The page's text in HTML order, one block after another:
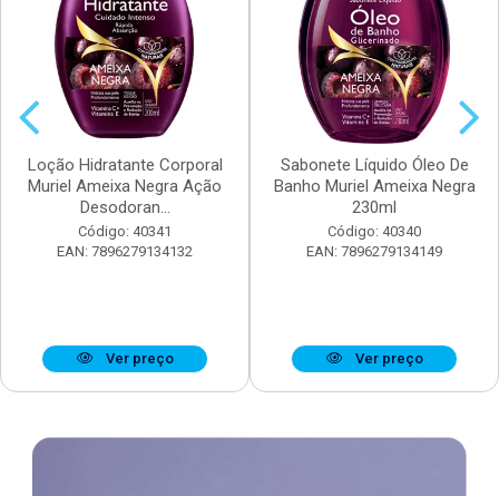
Loção Hidratante Corporal
Muriel Ameixa Negra Ação
Desodoran...
Código: 40341
EAN: 7896279134132
Ver preço
Sabonete Líquido Óleo De
Banho Muriel Ameixa Negra
230ml
Código: 40340
EAN: 7896279134149
Ver preço